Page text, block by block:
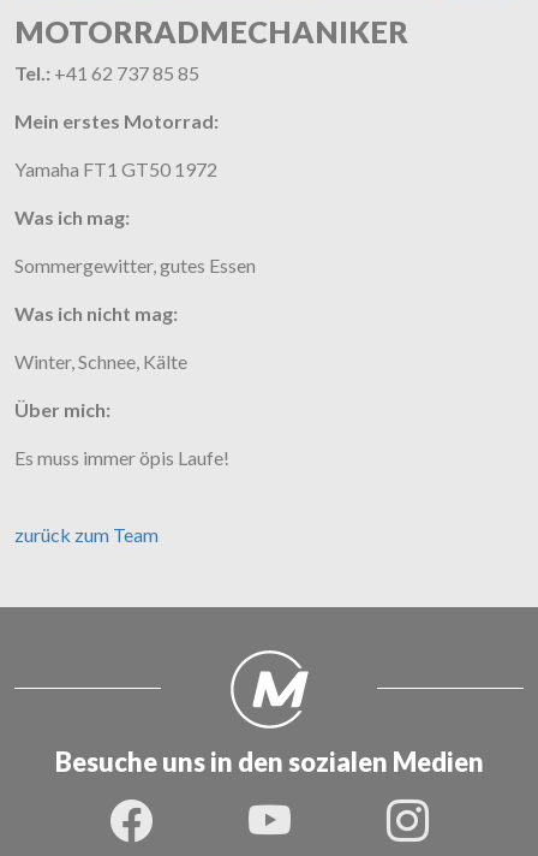
MOTORRADMECHANIKER
Tel.: +41 62 737 85 85
Mein erstes Motorrad:
Yamaha FT1 GT50 1972
Was ich mag:
Sommergewitter, gutes Essen
Was ich nicht mag:
Winter, Schnee, Kälte
Über mich:
Es muss immer öpis Laufe!
zurück zum Team
Besuche uns in den sozialen Medien